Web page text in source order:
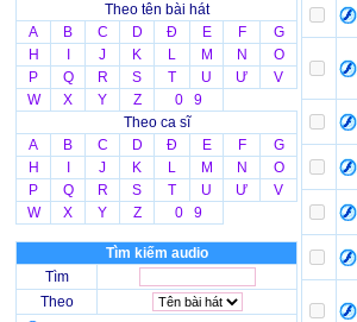
Theo tên bài hát
A
B C D Đ E F
G
H
J K L M N
O
P
Q R S T U Ư
V
W
X Y Z
0 9
Theo ca sĩ
A
B C D Đ E F
G
H
J K L M N
O
P
Q R S T U Ư
V
W
X Y Z 0 9
Tìm kiếm audio
Tìm
Theo